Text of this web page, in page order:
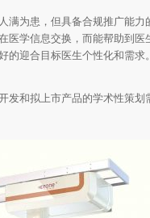
为患，但具备合规推广能力
学信息交换，而能帮助到
迎合目标医生个性化和需求。
和拟上市产品的学术性策